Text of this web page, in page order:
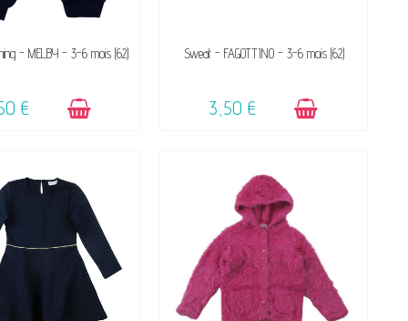
DISPONIBLE
- MELBY - 3-6 mois (62)
€
DISPONIBLE
Sweat - FAGOTTINO - 3-6 mois (62)
3,50 €